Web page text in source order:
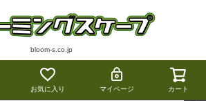
bloom-s.co.jp
お気に入り マイページ カート